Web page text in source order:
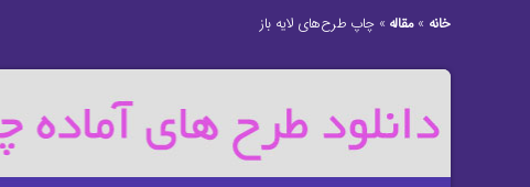
خانه »مقاله »چاپ طرح‌های لایه باز